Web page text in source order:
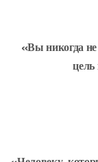
«Вы никогда